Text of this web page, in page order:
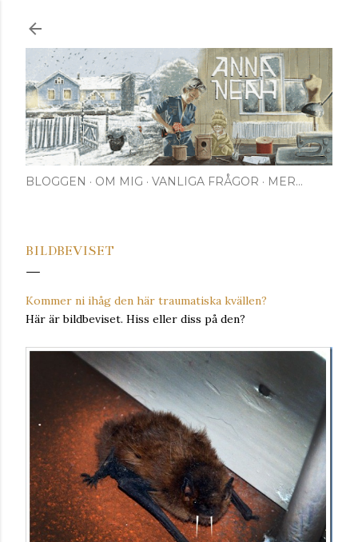
BLOGGEN OM MIG VANLIGA FRÅGOR MER…
BILDBEVISET
Kommer ni ihåg den här traumatiska kvällen?
Här är bildbeviset. Hiss eller diss på den?